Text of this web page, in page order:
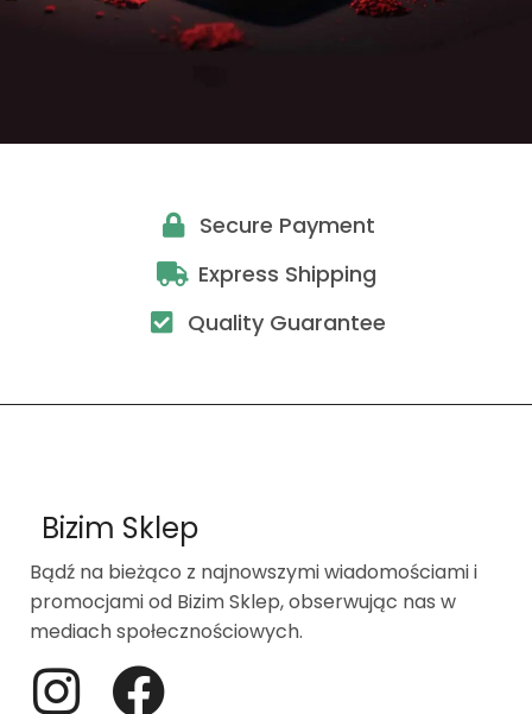
Secure Payment
Express Shipping
Quality Guarantee
Bizim Sklep
Bądź na bieżąco z najnowszymi wiadomościami i
promocjami od Bizim Sklep, obserwując nas w
mediach społecznościowych.